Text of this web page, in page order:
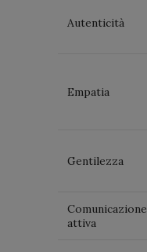
Autenticità
Empatia
Gentilezza
Comunicazione
attiva